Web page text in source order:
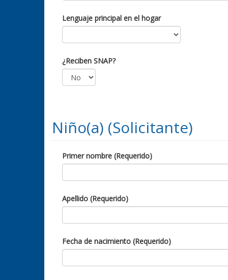
Lenguaje principal en el hogar
¿Reciben SNAP?
Niño(a) (Solicitante)
Primer nombre (Requerido)
Apellido (Requerido)
Fecha de nacimiento (Requerido)